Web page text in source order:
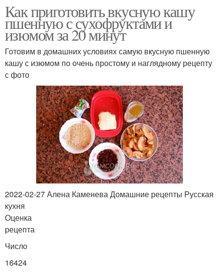
Как приготовить вкусную кашу
пшенную с сухофруктами и
изюмом за 20 минут
Готовим в домашних условиях самую вкусную пшенную
кашу с изюмом по очень простому и наглядному рецепту
с фото
2022-02-27 Алена Каменева Домашние рецепты Русская
кухня
Оценка
рецепта
Число
16424